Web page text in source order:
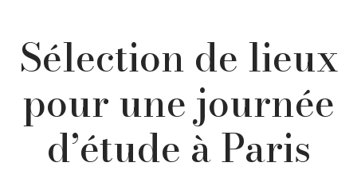
Sélection de lieux
pour une journée
d’étude à Paris